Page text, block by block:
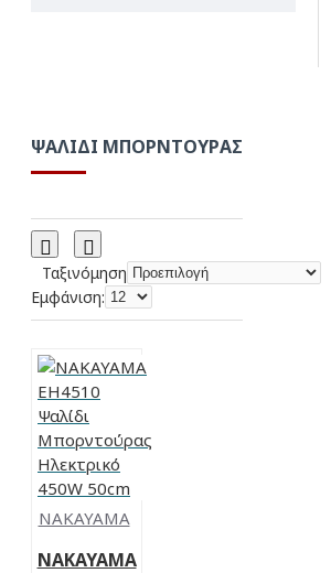
ΨΑΛΊΔΙ ΜΠΟΡΝΤΟΎΡΑΣ
Ταξινόμηση
Εμφάνιση:
NAKAYAMA
NAKAYAMA